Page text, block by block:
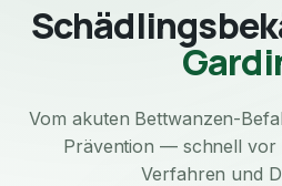
Vom akuten Bettwanzen-
Prävention — schnell vor
Verfahren und